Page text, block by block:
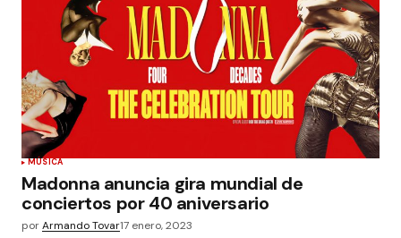
MÚSICA
Madonna anuncia gira mundial de
conciertos por 40 aniversario
porArmando Tovar17 enero, 2023